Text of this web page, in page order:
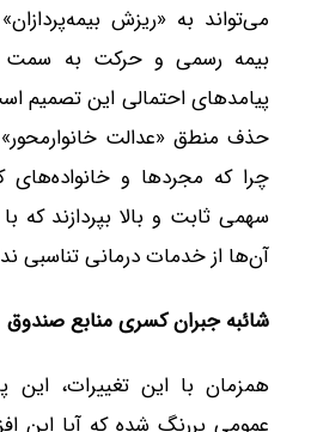
می‌تواند به «ریزش
بیمه رسمی و حرکت به سمت
پیامدهای احتمالی این تصمیم
حذف منطق «عدالت خانوارمحور»
چرا که مجردها و خانواده‌های
سهمی ثابت و بالا بپردازند که
آن‌ها از خدمات درمانی تناسبی
شائبه جبران کسری منابع صندوق
همزمان با این تغییرات، این